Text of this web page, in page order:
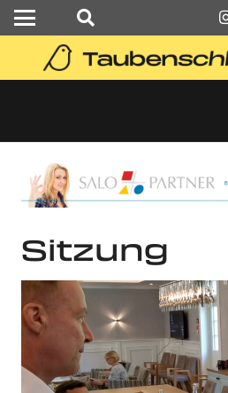
Sitzung